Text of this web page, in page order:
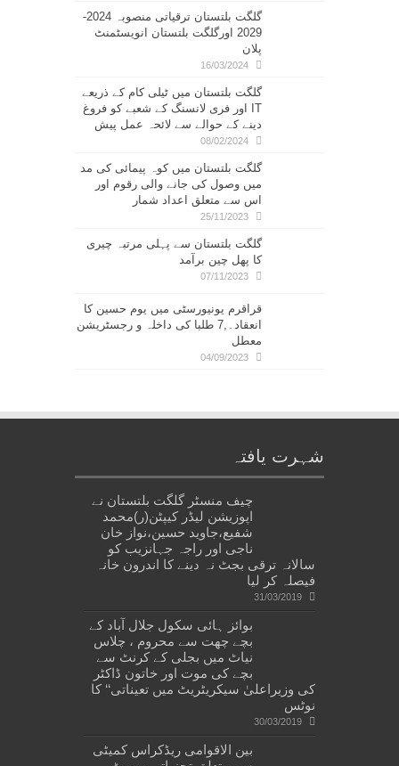
گلگت بلتستان ترقیاتی منصوبہ 2024-
2029 اورگلگت بلتستان انویسٹمنٹ
پلان
16/03/2024
گلگت بلتستان میں ٹیلی کام کے ذریعے
IT اور فری لانسنگ کے شعبے کو فروغ
دینے کے حوالے سے لائحہ عمل پیش
08/02/2024
گلگت بلتستان میں کوہ پیمائی کی مد
میں وصول کی جانے والی رقوم اور
اس سے متعلق اعداد شمار
25/11/2023
گلگت بلتستان سے پہلی مرتبہ چیری
کا پھل چین برآمد
07/11/2023
قراقرم یونیورسٹی میں یوم حسین کا
انعقاد۔,7 طلبا کی داخلہ و رجسٹریشن
معطل
04/09/2023
شہرت یافتہ
چیف منسٹر گلگت بلتستان نے
اپوزیشن لیڈر کیپٹن(ر)محمد
شفیع،جاوید حسین،نواز خان
ناجی اور راجہ جہانزیب کو
سالانہ ترقی بجٹ نہ دینے کا اندرون خانہ
فیصلہ کر لیا
31/03/2019
بوائز ہائی سکول جلال آباد کے
بچے چھت سے محروم ، چلاس
نیاٹ میں بجلی کے کرنٹ سے
بچے کی موت اور خاتون ڈاکٹر
کی وزیراعلیٰ سیکریٹریٹ میں تعیناتی‘‘ کا
نوٹس
30/03/2019
بین الاقوامی ریڈکراس کمیٹی